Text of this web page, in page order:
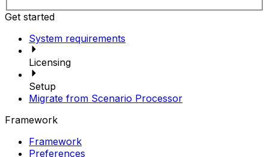
Get started
System requirements
Licensing
Setup
Migrate from Scenario Processor
Framework
Framework
Preferences